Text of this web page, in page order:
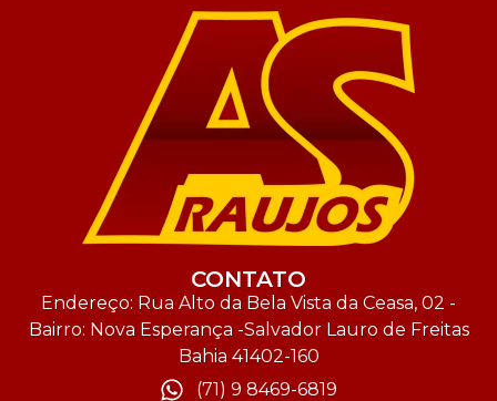
CONTATO
Endereço: Rua Alto da Bela Vista da Ceasa, 02 -
Bairro: Nova Esperança -Salvador Lauro de Freitas
Bahia 41402-160
(71) 9 8469-6819